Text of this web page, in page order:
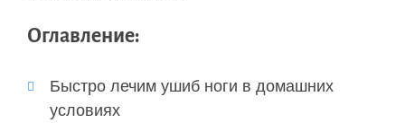
Оглавление:
Быстро лечим ушиб ноги в домашних
условиях